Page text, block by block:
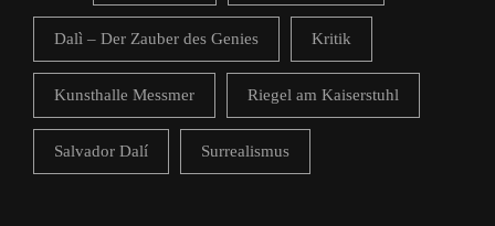
Dalì – Der Zauber des Genies Kritik
Kunsthalle Messmer Riegel am Kaiserstuhl
Salvador Dalí Surrealismus